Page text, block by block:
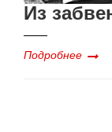
Из
Подробнее